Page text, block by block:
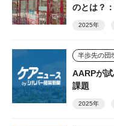
のとは？
2025年
AARPが
課題
2025年